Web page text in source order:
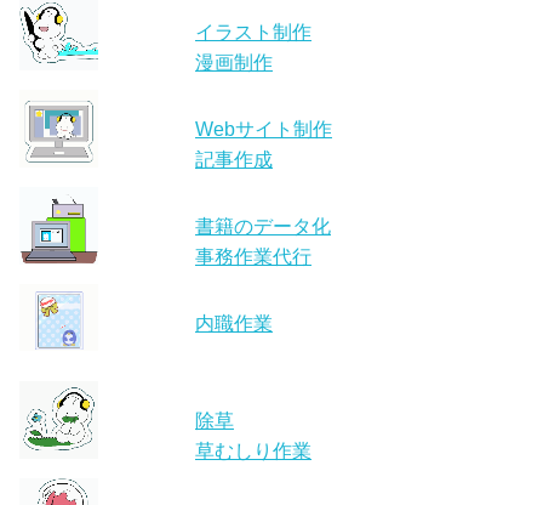
イラスト制作
漫画制作
Webサイト制作
記事作成
書籍のデータ化
事務作業代行
内職作業
除草
草むしり作業